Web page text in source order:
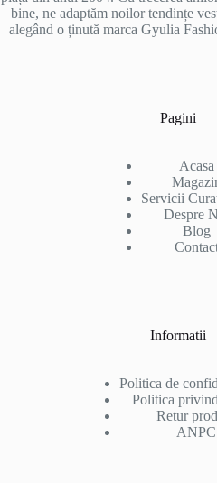
în
pagina
produsului.
bine, ne adaptăm noilor tendințe
alegând o ținută marca Gyulia
Pagini
Acasa
Servicii
Despre
Blog
Informatii
Politica de
Politica
Retur
ANPC